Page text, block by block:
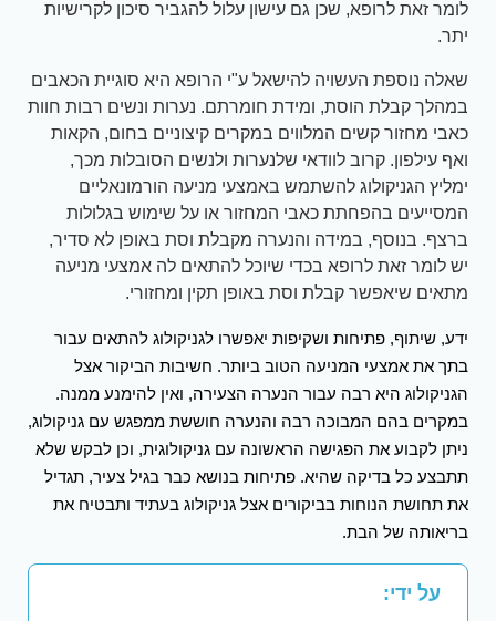
לומר זאת לרופא, שכן גם עישון עלול להגביר סיכון לקרישיות
יתר.
שאלה נוספת העשויה להישאל ע"י הרופא היא סוגיית הכאבים
במהלך קבלת הוסת, ומידת חומרתם. נערות ונשים רבות חוות
כאבי מחזור קשים המלווים במקרים קיצוניים בחום, הקאות
ואף עילפון. קרוב לוודאי שלנערות ולנשים הסובלות מכך,
ימליץ הגניקולוג להשתמש באמצעי מניעה הורמונאליים
המסייעים בהפחתת כאבי המחזור או על שימוש בגלולות
ברצף. בנוסף, במידה והנערה מקבלת וסת באופן לא סדיר,
יש לומר זאת לרופא בכדי שיוכל להתאים לה אמצעי מניעה
מתאים שיאפשר קבלת וסת באופן תקין ומחזורי.
ידע, שיתוף, פתיחות ושקיפות יאפשרו לגניקולוג להתאים עבור
בתך את אמצעי המניעה הטוב ביותר. חשיבות הביקור אצל
הגניקולוג היא רבה עבור הנערה הצעירה, ואין להימנע ממנה.
במקרים בהם המבוכה רבה והנערה חוששת ממפגש עם גניקולוג,
ניתן לקבוע את הפגישה הראשונה עם גניקולוגית, וכן לבקש שלא
תתבצע כל בדיקה שהיא. פתיחות בנושא כבר בגיל צעיר, תגדיל
את תחושת הנוחות בביקורים אצל גניקולוג בעתיד ותבטיח את
בריאותה של הבת.
על ידי: